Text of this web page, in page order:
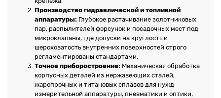
Производство гидравлической и топливной
аппаратуры: Глубокое растачивание золотниковых
пар, распылителей форсунок и посадочных мест под
микроклапаны, где допуски на круглость и
шероховатость внутренних поверхностей строго
регламентированы стандартами.
Точное приборостроение: Механическая обработка
корпусных деталей из нержавеющих сталей,
жаропрочных и титановых сплавов для нужд
измерительной аппаратуры, пневматики и оптики,